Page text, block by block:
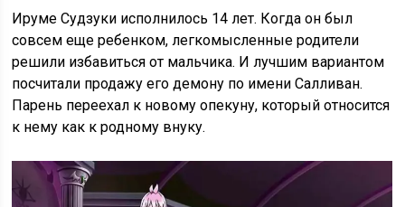
Ируме Судзуки исполнилось 14 лет. Когда он был
совсем еще ребенком, легкомысленные родители
решили избавиться от мальчика. И лучшим вариантом
посчитали продажу его демону по имени Салливан.
Парень переехал к новому опекуну, который относится
к нему как к родному внуку.